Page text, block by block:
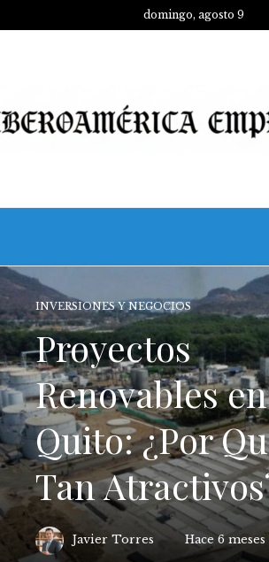
domingo, agosto 9
INVERSIONES Y NEGOCIOS
Proyectos
Renovables en
Quito: ¿Por
Tan
Javier Torres Hace 6 meses